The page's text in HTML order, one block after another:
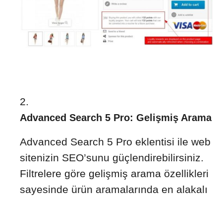
Advanced Search 5 Pro: Gelişmiş Arama
Advanced Search 5 Pro eklentisi ile web
sitenizin SEO’sunu güçlendirebilirsiniz.
Filtrelere göre gelişmiş arama özellikleri
sayesinde ürün aramalarında en alakalı